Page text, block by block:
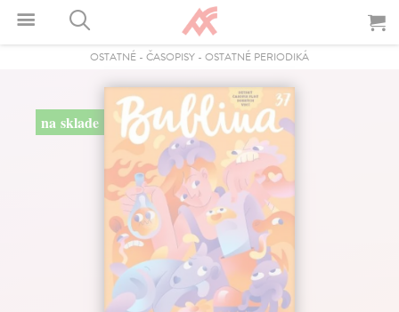
OSTATNÉ - ČASOPISY - OSTATNÉ PERIODIKÁ
na sklade